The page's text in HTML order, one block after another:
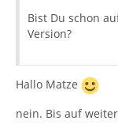
Bist Du schon
Version?
Hallo Matze
nein. Bis auf